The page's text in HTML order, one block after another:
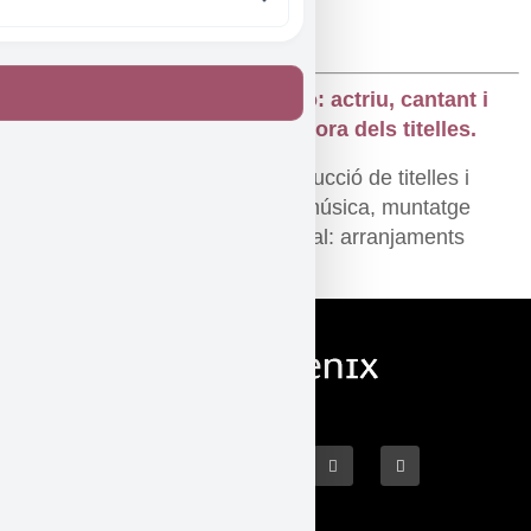
Mar Gascó: actriu, cantant i
manipuladora dels titelles.
Mar Gascó: idea original, construcció de titelles i
vestuari. Pere Picanyol: teatrí, música, muntatge
musical i il·luminació. Oscar Igual: arranjaments